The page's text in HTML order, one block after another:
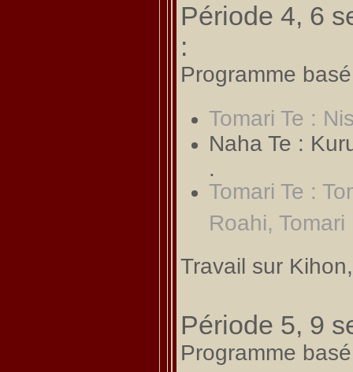
Période 4, 6
:
Programme
Tomari Te :
Naha Te :
Tomari Te :
Roahi,
Travail sur
Période 5, 9
Programme